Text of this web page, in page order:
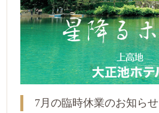
7月の臨時休業のお知らせ